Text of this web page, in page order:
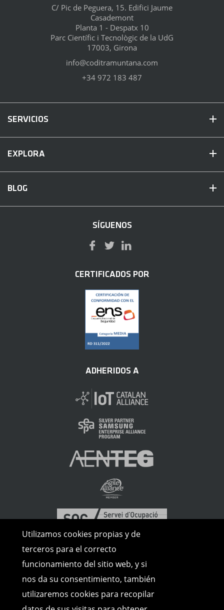
Utilizamos cookies propias y de
terceros para el correcto
funcionamiento del sitio web, y si
nos da su consentimiento, también
utilizaremos cookies para recopilar
C/ Pic de Peguera, 15. Edifici Jaume
Casademont
Planta 1 - Despatx 10
Parc Científic i Tecnològic de la UdG
17003, Girona
info@coditramuntana.com
+34 972 183 487
SERVICIOS
EXPLORA
BLOG
SÍGUENOS
CERTIFICADOS POR
ADHERIDOS A